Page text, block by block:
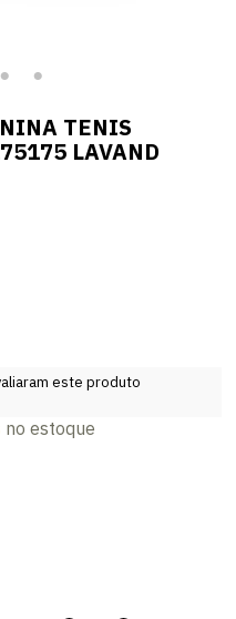
TENIS
LAVAND
este produto
no estoque